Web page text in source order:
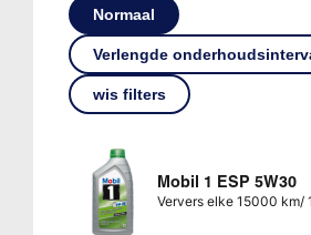
Normaal
Verlengde
wis filters
Mobil 1 ESP 5W30
Ververs elke 15000 km/